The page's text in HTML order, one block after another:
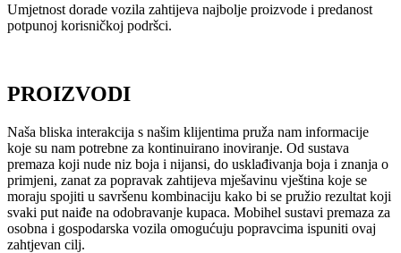
Umjetnost dorade vozila zahtijeva najbolje proizvode i predanost
potpunoj korisničkoj podršci.
PROIZVODI
Naša bliska interakcija s našim klijentima pruža nam informacije
koje su nam potrebne za kontinuirano inoviranje. Od sustava
premaza koji nude niz boja i nijansi, do usklađivanja boja i znanja o
primjeni, zanat za popravak zahtijeva mješavinu vještina koje se
moraju spojiti u savršenu kombinaciju kako bi se pružio rezultat koji
svaki put naiđe na odobravanje kupaca. Mobihel sustavi premaza za
osobna i gospodarska vozila omogućuju popravcima ispuniti ovaj
zahtjevan cilj.